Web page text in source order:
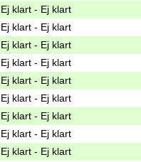
Ej klart - Ej klart
Ej klart - Ej klart
Ej klart - Ej klart
Ej klart - Ej klart
Ej klart - Ej klart
Ej klart - Ej klart
Ej klart - Ej klart
Ej klart - Ej klart
Ej klart - Ej klart